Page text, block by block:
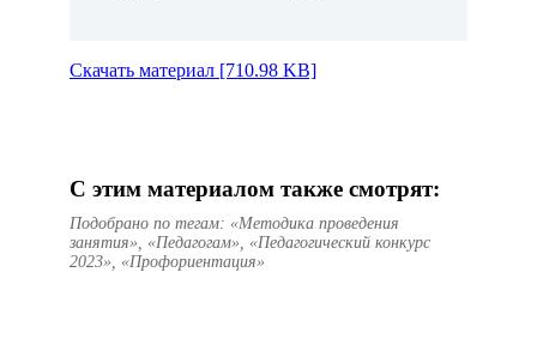
Скачать материал [710.98 KB]
С этим материалом также смотрят:
Подобрано по тегам: «Методика проведения
занятия», «Педагогам», «Педагогический конкурс
2023», «Профориентация»